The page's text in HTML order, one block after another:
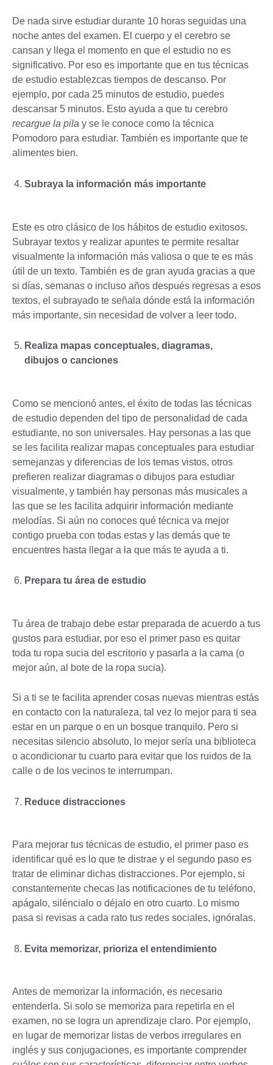
De nada sirve estudiar durante 10 horas seguidas una
noche antes del examen. El cuerpo y el cerebro se
cansan y llega el momento en que el estudio no es
significativo. Por eso es importante que en tus técnicas
de estudio establezcas tiempos de descanso. Por
ejemplo, por cada 25 minutos de estudio, puedes
descansar 5 minutos. Esto ayuda a que tu cerebro
recargue la pila y se le conoce como la técnica
Pomodoro para estudiar. También es importante que te
alimentes bien.
Subraya la información más importante
Este es otro clásico de los hábitos de estudio exitosos.
Subrayar textos y realizar apuntes te permite resaltar
visualmente la información más valiosa o que te es más
útil de un texto. También es de gran ayuda gracias a que
si días, semanas o incluso años después regresas a esos
textos, el subrayado te señala dónde está la información
más importante, sin necesidad de volver a leer todo.
Realiza mapas conceptuales, diagramas,
dibujos o canciones
Como se mencionó antes, el éxito de todas las técnicas
de estudio dependen del tipo de personalidad de cada
estudiante, no son universales. Hay personas a las que
se les facilita realizar mapas conceptuales para estudiar
semejanzas y diferencias de los temas vistos, otros
prefieren realizar diagramas o dibujos para estudiar
visualmente, y también hay personas más musicales a
las que se les facilita adquirir información mediante
melodías. Si aún no conoces qué técnica va mejor
contigo prueba con todas estas y las demás que te
encuentres hasta llegar a la que más te ayuda a ti.
Prepara tu área de estudio
Tu área de trabajo debe estar preparada de acuerdo a tus
gustos para estudiar, por eso el primer paso es quitar
toda tu ropa sucia del escritorio y pasarla a la cama (o
mejor aún, al bote de la ropa sucia).
Si a ti se te facilita aprender cosas nuevas mientras estás
en contacto con la naturaleza, tal vez lo mejor para ti sea
estar en un parque o en un bosque tranquilo. Pero si
necesitas silencio absoluto, lo mejor sería una biblioteca
o acondicionar tu cuarto para evitar que los ruidos de la
calle o de los vecinos te interrumpan.
Reduce distracciones
Para mejorar tus técnicas de estudio, el primer paso es
identificar qué es lo que te distrae y el segundo paso es
tratar de eliminar dichas distracciones. Por ejemplo, si
constantemente checas las notificaciones de tu teléfono,
apágalo, siléncialo o déjalo en otro cuarto. Lo mismo
pasa si revisas a cada rato tus redes sociales, ignóralas.
Evita memorizar, prioriza el entendimiento
Antes de memorizar la información, es necesario
entenderla. Si solo se memoriza para repetirla en el
examen, no se logra un aprendizaje claro. Por ejemplo,
en lugar de memorizar listas de verbos irregulares en
inglés y sus conjugaciones, es importante comprender